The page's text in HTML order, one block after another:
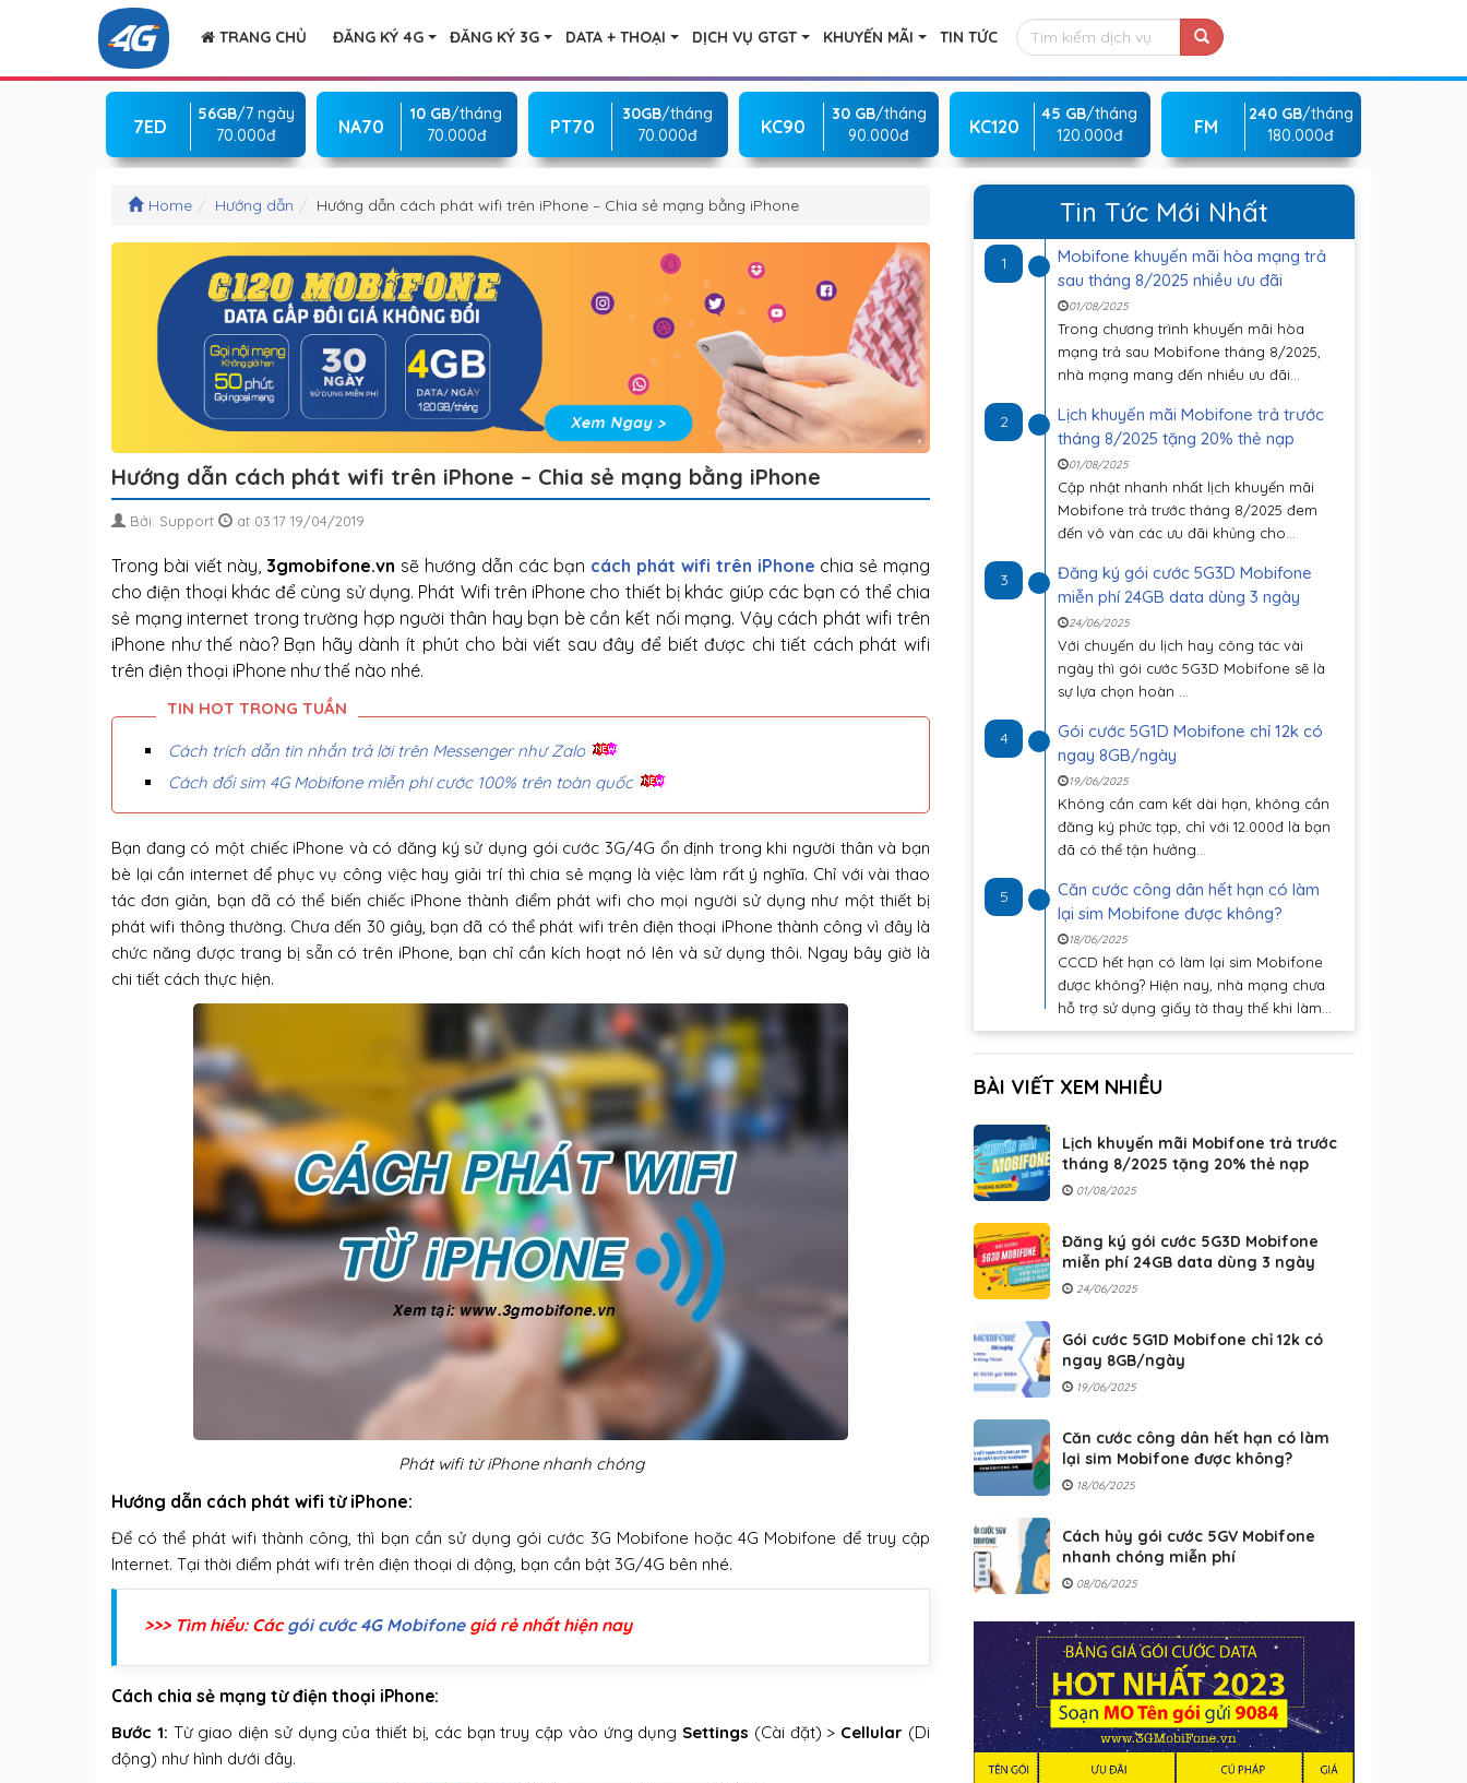
TRANG CHỦ ĐĂNG KÝ 4G ĐĂNG KÝ 3G DATA + THOẠI DỊCH VỤ GTGT KHUYẾN MÃI TIN TỨC
7ED
56GB/7 ngày
70.000đ
NA70
10 GB/tháng
70.000đ
PT70
30GB/tháng
70.000đ
KC90
30 GB/tháng
90.000đ
KC120
45 GB/tháng
120.000đ
FM
240 GB/tháng
180.000đ
Home Hướng dẫn Hướng dẫn cách phát wifi trên iPhone – Chia sẻ mạng bằng iPhone
Hướng dẫn cách phát wifi trên iPhone – Chia sẻ mạng bằng iPhone
Bởi: Support at 03:17 19/04/2019
Trong bài viết này, 3gmobifone.vn sẽ hướng dẫn các bạn cách phát wifi trên iPhone chia sẻ mạng
cho điện thoại khác để cùng sử dụng. Phát Wifi trên iPhone cho thiết bị khác giúp các bạn có thể chia
sẻ mạng internet trong trường hợp người thân hay bạn bè cần kết nối mạng. Vậy cách phát wifi trên
iPhone như thế nào? Bạn hãy dành ít phút cho bài viết sau đây để biết được chi tiết cách phát wifi
trên điện thoại iPhone như thế nào nhé.
Cách trích dẫn tin nhắn trả lời trên Messenger như Zalo
Cách đổi sim 4G Mobifone miễn phí cước 100% trên toàn quốc
Bạn đang có một chiếc iPhone và có đăng ký sử dụng gói cước 3G/4G ổn định trong khi người thân và bạn
bè lại cần internet để phục vụ công việc hay giải trí thì chia sẻ mạng là việc làm rất ý nghĩa. Chỉ với vài thao
tác đơn giản, bạn đã có thể biến chiếc iPhone thành điểm phát wifi cho mọi người sử dụng như một thiết bị
phát wifi thông thường. Chưa đến 30 giây, bạn đã có thể phát wifi trên điện thoại iPhone thành công vì đây là
chức năng được trang bị sẵn có trên iPhone, bạn chỉ cần kích hoạt nó lên và sử dụng thôi. Ngay bây giờ là
chi tiết cách thực hiện.
Phát wifi từ iPhone nhanh chóng
Hướng dẫn cách phát wifi từ iPhone:
Để có thể phát wifi thành công, thì bạn cần sử dụng gói cước 3G Mobifone hoặc 4G Mobifone để truy cập
Internet. Tại thời điểm phát wifi trên điện thoại di động, bạn cần bật 3G/4G bên nhé.
>>> Tìm hiểu: Cácgói cước 4G Mobifonegiá rẻ nhất hiện nay
Cách chia sẻ mạng từ điện thoại iPhone:
Bước 1: Từ giao diện sử dụng của thiết bị, các bạn truy cập vào ứng dụng Settings (Cài đặt) > Cellular (Di
động) như hình dưới đây.
Tin Tức Mới Nhất
1
Mobifone khuyến mãi hòa mạng trả
sau tháng 8/2025 nhiều ưu đãi
01/08/2025
Trong chương trình khuyến mãi hòa
mạng trả sau Mobifone tháng 8/2025,
nhà mạng mang đến nhiều ưu đãi...
2
Lịch khuyến mãi Mobifone trả trước
tháng 8/2025 tặng 20% thẻ nạp
01/08/2025
Cập nhật nhanh nhất lịch khuyến mãi
Mobifone trả trước tháng 8/2025 đem
đến vô vàn các ưu đãi khủng cho...
3
Đăng ký gói cước 5G3D Mobifone
miễn phí 24GB data dùng 3 ngày
24/06/2025
Với chuyến du lịch hay công tác vài
ngày thì gói cước 5G3D Mobifone sẽ là
sự lựa chọn hoàn ...
4
Gói cước 5G1D Mobifone chỉ 12k có
ngay 8GB/ngày
19/06/2025
Không cần cam kết dài hạn, không cần
đăng ký phức tạp, chỉ với 12.000đ là bạn
đã có thể tận hưởng...
5
Căn cước công dân hết hạn có làm
lại sim Mobifone được không?
18/06/2025
CCCD hết hạn có làm lại sim Mobifone
được không? Hiện nay, nhà mạng chưa
hỗ trợ sử dụng giấy tờ thay thế khi làm...
BÀI VIẾT XEM NHIỀU
Lịch khuyến mãi Mobifone trả trước
tháng 8/2025 tặng 20% thẻ nạp
01/08/2025
Đăng ký gói cước 5G3D Mobifone
miễn phí 24GB data dùng 3 ngày
24/06/2025
Gói cước 5G1D Mobifone chỉ 12k có
ngay 8GB/ngày
19/06/2025
Căn cước công dân hết hạn có làm
lại sim Mobifone được không?
18/06/2025
Cách hủy gói cước 5GV Mobifone
nhanh chóng miễn phí
08/06/2025